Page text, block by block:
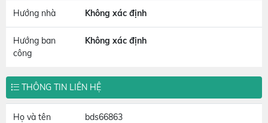
Hướng nhà Không xác định
Hướng ban
công
Không xác định
THÔNG TIN LIÊN HỆ
Họ và tên bds66863